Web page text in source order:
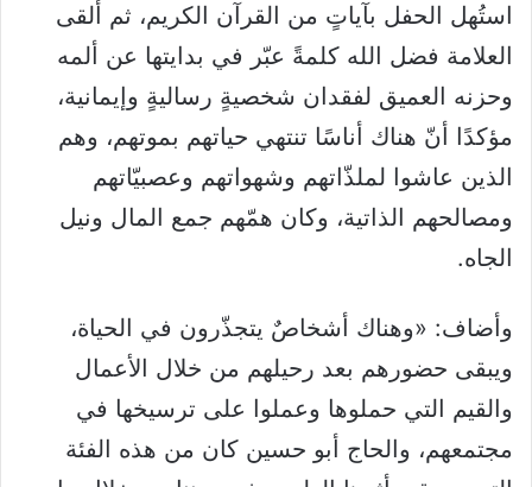
استُهل الحفل بآياتٍ من القرآن الكريم، ثم ألقى
العلامة فضل الله كلمةً عبّر في بدايتها عن ألمه
وحزنه العميق لفقدان شخصيةٍ رساليةٍ وإيمانية،
مؤكدًا أنّ هناك أناسًا تنتهي حياتهم بموتهم، وهم
الذين عاشوا لملذّاتهم وشهواتهم وعصبيّاتهم
ومصالحهم الذاتية، وكان همّهم جمع المال ونيل
الجاه.
وأضاف: «وهناك أشخاصٌ يتجذّرون في الحياة،
ويبقى حضورهم بعد رحيلهم من خلال الأعمال
والقيم التي حملوها وعملوا على ترسيخها في
مجتمعهم، والحاج أبو حسين كان من هذه الفئة